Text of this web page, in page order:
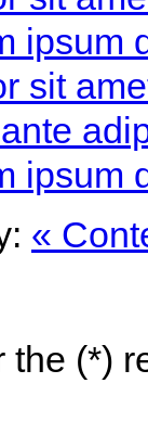
ipsum
sit
ipsum
«
the (*)